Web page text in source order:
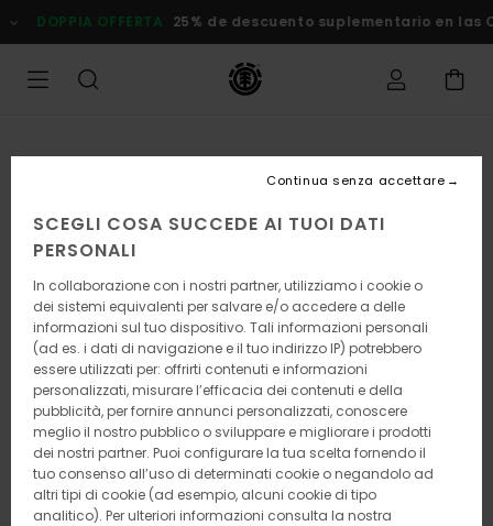
alle
informazioni
prodotto
DOPPIA OFFERTA 25% de descuento suplementario en las
SCEGLI COSA SUCCEDE AI TUOI DATI
PERSONALI
In collaborazione con i nostri partner, utilizziamo i cookie o
dei sistemi equivalenti per salvare e/o accedere a delle
informazioni sul tuo dispositivo. Tali informazioni personali
(ad es. i dati di navigazione e il tuo indirizzo IP) potrebbero
essere utilizzati per: offrirti contenuti e informazioni
personalizzati, misurare l’efficacia dei contenuti e della
pubblicità, per fornire annunci personalizzati, conoscere
meglio il nostro pubblico o sviluppare e migliorare i prodotti
dei nostri partner. Puoi configurare la tua scelta fornendo il
tuo consenso all’uso di determinati cookie o negandolo ad
altri tipi di cookie (ad esempio, alcuni cookie di tipo
analitico). Per ulteriori informazioni consulta la nostra
Continua senza accettare